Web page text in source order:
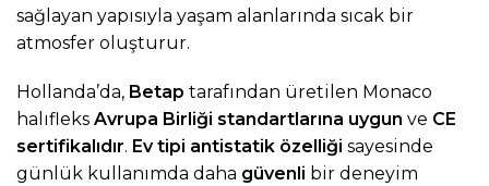
sağlayan yapısıyla yaşam alanlarında sıcak bir
atmosfer oluşturur.
Hollanda’da, Betap tarafından üretilen Monaco
halıfleks Avrupa Birliği standartlarına uygun ve CE
sertifikalıdır. Ev tipi antistatik özelliği sayesinde
günlük kullanımda daha güvenli bir deneyim